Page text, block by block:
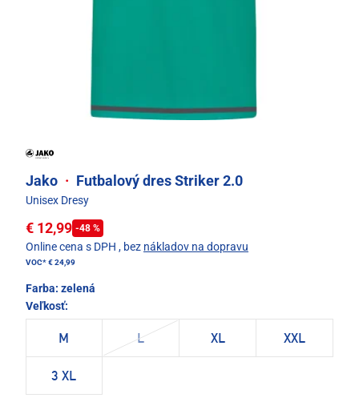
Jako · Futbalový dres Striker 2.0
Unisex Dresy
€ 12,99 -48 %
Online cena s DPH , bez nákladov na dopravu
VOC*€ 24,99
Farba: zelená
Veľkosť:
M L XL XXL
3 XL